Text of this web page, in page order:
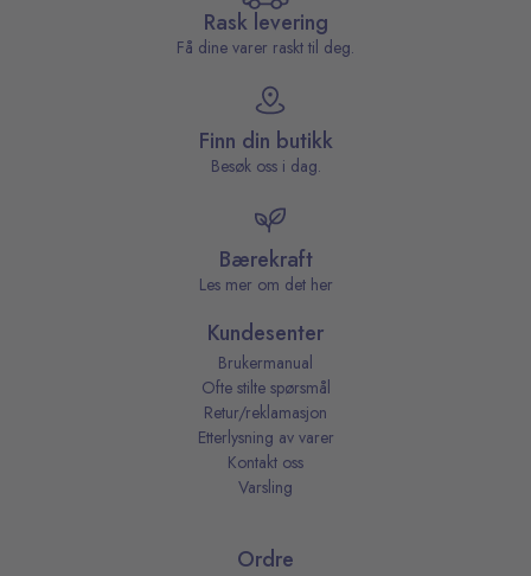
Rask levering
Få dine varer raskt til deg.
Finn din butikk
Besøk oss i dag.
Bærekraft
Les mer om det her
Kundesenter
Brukermanual
Ofte stilte spørsmål
Retur/reklamasjon
Etterlysning av varer
Kontakt oss
Varsling
Ordre